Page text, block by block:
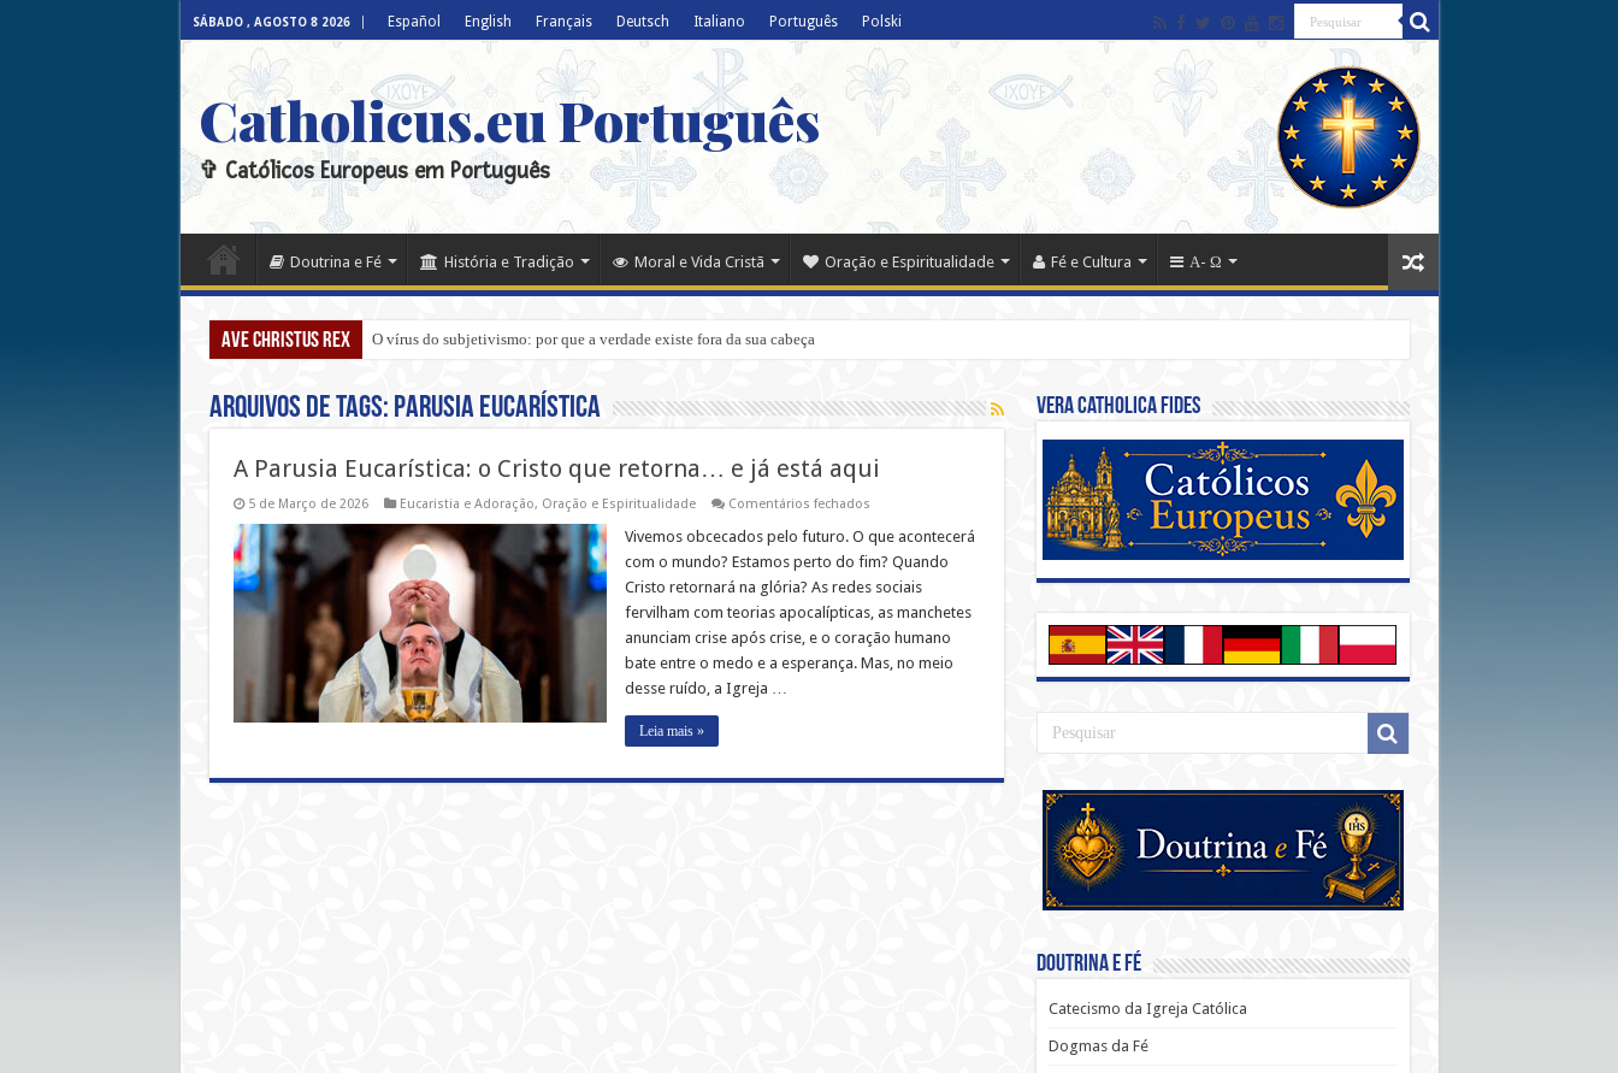
SÁBADO , AGOSTO 8 2026 Español English Français Deutsch Italiano Português Polski
Catholicus.eu Português
✞ Católicos Europeus em Português
Doutrina e Fé História e Tradição Moral e Vida Cristã Oração e Espiritualidade Fé e Cultura Α- Ω
Ave Christus Rex O vírus do subjetivismo: por que a verdade existe fora da sua cabeça
Arquivos de tags: Parusia Eucarística
A Parusia Eucarística: o Cristo que retorna… e já está aqui
5 de Março de 2026 Eucaristia e Adoração, Oração e Espiritualidade Comentários fechadosem
Parusia
Eucarística:
o
Cristo
que
retorna…
já
está
aqui
Vivemos obcecados pelo futuro. O que acontecerá
com o mundo? Estamos perto do fim? Quando
Cristo retornará na glória? As redes sociais
fervilham com teorias apocalípticas, as manchetes
anunciam crise após crise, e o coração humano
bate entre o medo e a esperança. Mas, no meio
desse ruído, a Igreja …
Leia mais »
Vera Catholica Fides
Doutrina e Fé
Catecismo da Igreja Católica
Dogmas da Fé